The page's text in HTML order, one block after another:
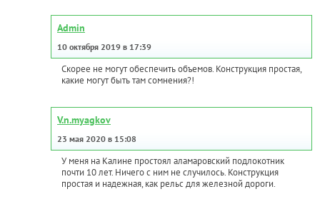
Admin
10 октября 2019 в 17:39
Скорее не могут обеспечить объемов. Конструкция простая,
какие могут быть там сомнения?!
V.n.myagkov
23 мая 2020 в 15:08
У меня на Калине простоял аламаровский подлокотник
почти 10 лет. Ничего с ним не случилось. Конструкция
простая и надежная, как рельс для железной дороги.